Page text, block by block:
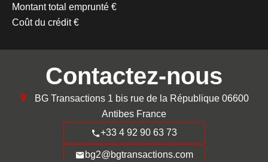
Montant total emprunté €
Coût du crédit€
Contactez-nous
BG Transactions 1 bis rue de la République 06600
Antibes France
+33 4 92 90 63 73
bg2@bgtransactions.com